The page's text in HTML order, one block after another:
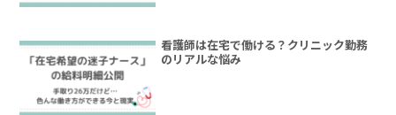
看護師は在宅で働ける？クリニック勤務
のリアルな悩み